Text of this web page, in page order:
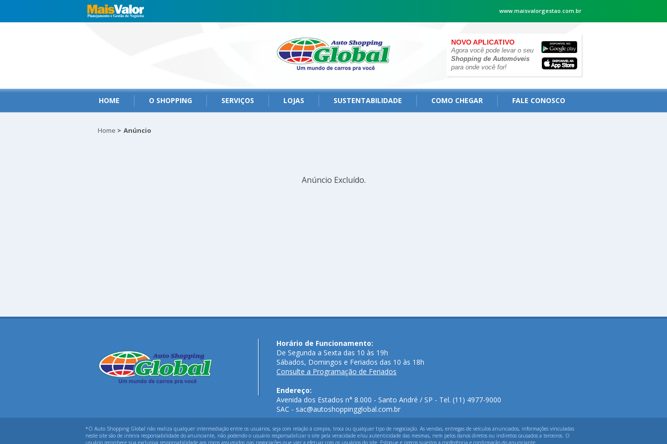
www.maisvalorgestao.com.br
NOVO APLICATIVO
Agora você pode levar o seu
Shopping de Automóveis
para onde você for!
HOME O SHOPPING SERVIÇOS LOJAS SUSTENTABILIDADE COMO CHEGAR FALE CONOSCO
Home > Anúncio
Anúncio Excluído.
Horário de Funcionamento:
De Segunda a Sexta das 10 às 19h
Sábados, Domingos e Feriados das 10 às 18h
Consulte a Programação de Feriados
Endereço:
Avenida dos Estados n° 8.000 - Santo André / SP - Tel. (11) 4977-9000
SAC - sac@autoshoppingglobal.com.br
*O Auto Shopping Global não realiza qualquer intermediação entre os usuários, seja com relação à compra, troca ou qualquer tipo de negociação. As vendas, entregas de veículos anunciados, informações vinculadas
neste site são de inteira responsabilidade do anunciante, não podendo o usuário responsabilizar o site pela veracidade e/ou autenticidade das mesmas, nem pelos danos diretos ou indiretos causados a terceiros. O
usuário reconhece sua exclusiva responsabilidade aos riscos assumidos nas negociações que vier a efetuar com os usuários do site. Estoque e preços sujeitos a conferência e confirmação do anunciante.